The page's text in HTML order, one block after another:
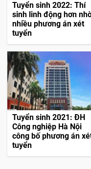
Tuyển sinh 2022: Thí
sinh linh động hơn
nhiều phương án xét
tuyển
Tuyển sinh 2021: ĐH
Công nghiệp Hà Nội
công bố phương án
tuyển